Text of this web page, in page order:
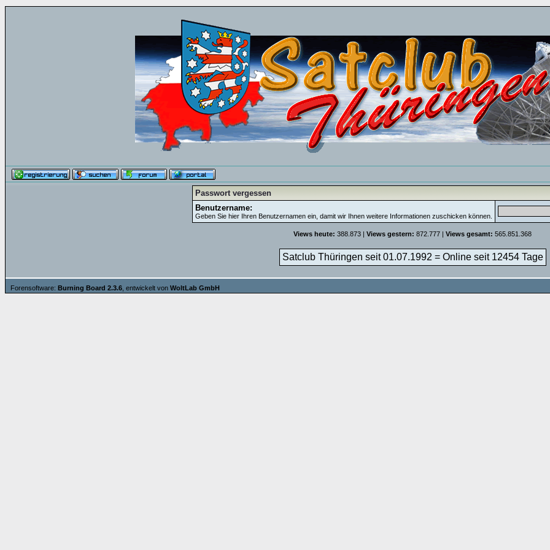
Passwort vergessen
Benutzername:
Geben Sie hier Ihren Benutzernamen ein, damit wir Ihnen weitere Informationen zuschicken können.
Views heute: 388.873 | Views gestern: 872.777 | Views gesamt: 565.851.368
Satclub Thüringen seit 01.07.1992 = Online seit 12454 Tage
Forensoftware: Burning Board 2.3.6 , entwickelt von WoltLab GmbH